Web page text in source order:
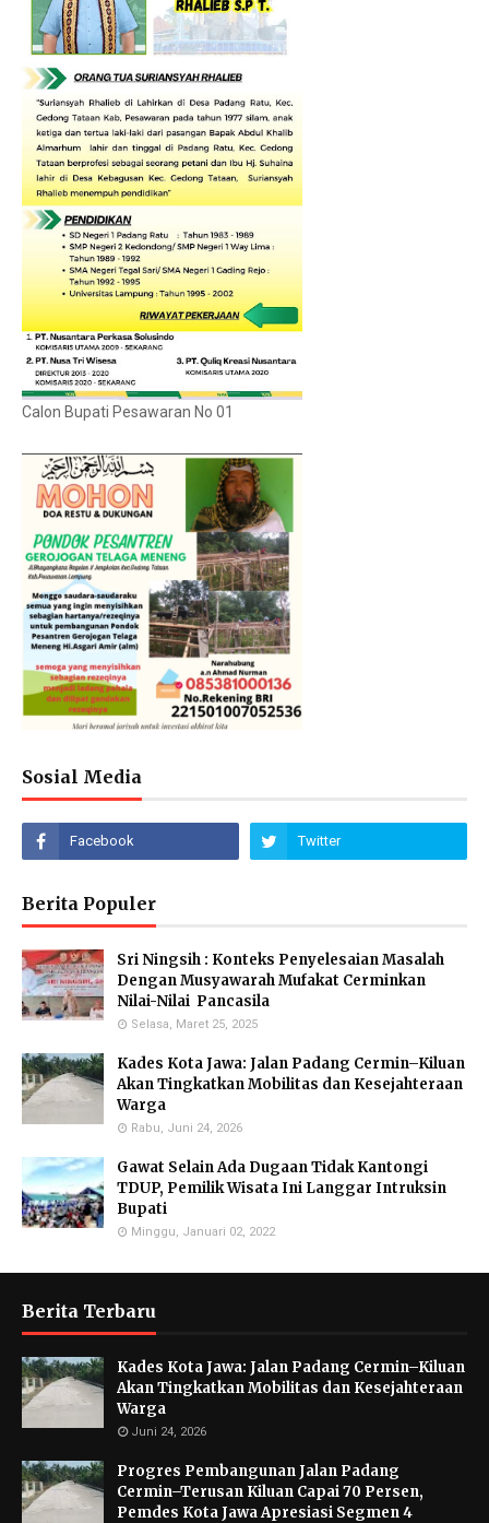
Calon Bupati Pesawaran No 01
Sosial Media
Berita Populer
Sri Ningsih : Konteks Penyelesaian Masalah
Dengan Musyawarah Mufakat Cerminkan
Nilai-Nilai Pancasila
Selasa, Maret 25, 2025
Kades Kota Jawa: Jalan Padang Cermin–Kiluan
Akan Tingkatkan Mobilitas dan Kesejahteraan
Warga
Rabu, Juni 24, 2026
Gawat Selain Ada Dugaan Tidak Kantongi
TDUP, Pemilik Wisata Ini Langgar Intruksin
Bupati
Minggu, Januari 02, 2022
Berita Terbaru
Kades Kota Jawa: Jalan Padang Cermin–Kiluan
Akan Tingkatkan Mobilitas dan Kesejahteraan
Warga
Juni 24, 2026
Progres Pembangunan Jalan Padang
Cermin–Terusan Kiluan Capai 70 Persen,
Pemdes Kota Jawa Apresiasi Segmen 4